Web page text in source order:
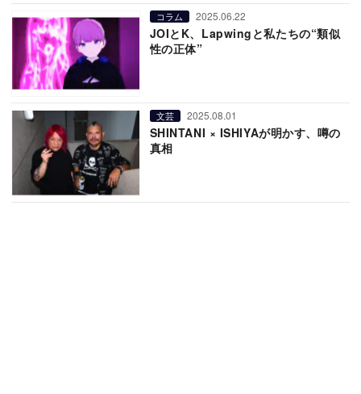
コラム 2025.06.22
JOIとK、Lapwingと私たちの“類似
性の正体”
文芸 2025.08.01
SHINTANI × ISHIYAが明かす、噂の
真相